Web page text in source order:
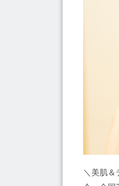
＼美肌＆